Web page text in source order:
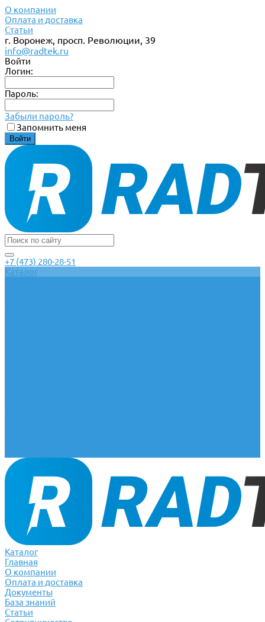
О компании
Оплата и доставка
Статьи
г. Воронеж, просп. Революции, 39
info@radtek.ru
Войти
Логин:
Пароль:
Забыли пароль?
Запомнить меня
+7 (473) 280-28-51
Каталог
Каталог
Главная
О компании
Оплата и доставка
Документы
База знаний
Статьи